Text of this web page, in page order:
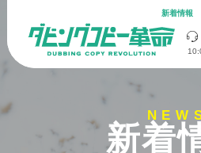
新着情報
新着